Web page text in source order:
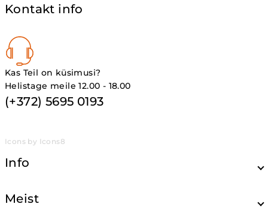
Kontakt info
Kas Teil on küsimusi?
Helistage meile 12.00 - 18.00
(+372) 5695 0193
Icons by Icons8
Info
Meist